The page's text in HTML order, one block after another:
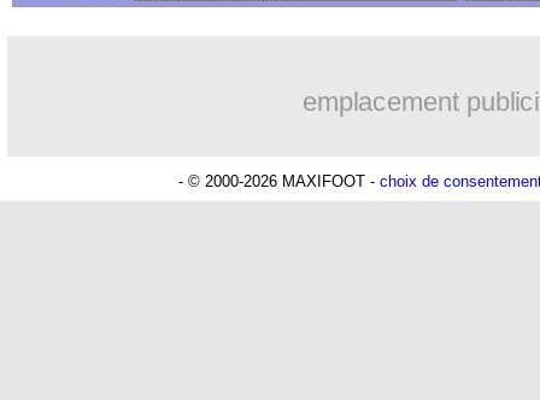
emplacement
- © 2000-2026 MAXIFOOT - choix de